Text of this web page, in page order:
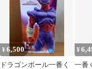
¥6,500
ドラゴンボール一番く
¥
一番